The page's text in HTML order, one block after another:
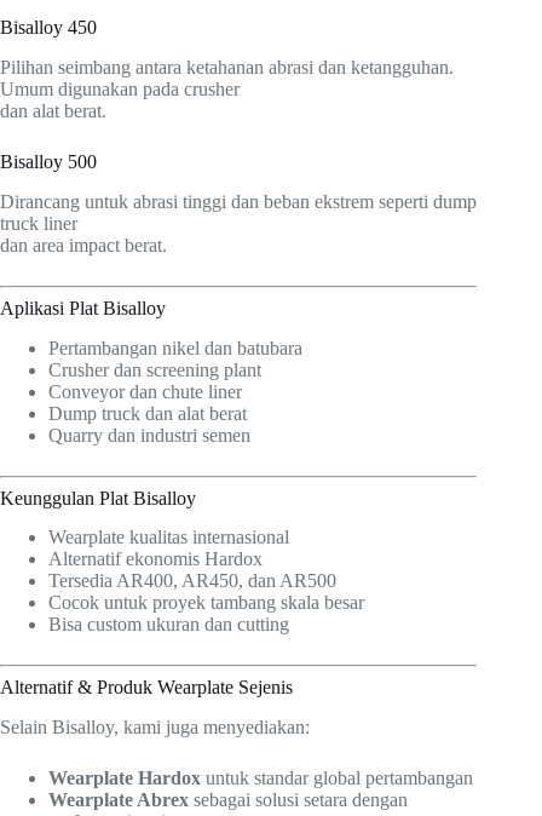
Bisalloy 450
Pilihan seimbang antara ketahanan abrasi dan ketangguhan.
Umum digunakan pada crusher
dan alat berat.
Bisalloy 500
Dirancang untuk abrasi tinggi dan beban ekstrem seperti dump
truck liner
dan area impact berat.
Aplikasi Plat Bisalloy
Pertambangan nikel dan batubara
Crusher dan screening plant
Conveyor dan chute liner
Dump truck dan alat berat
Quarry dan industri semen
Keunggulan Plat Bisalloy
Wearplate kualitas internasional
Alternatif ekonomis Hardox
Tersedia AR400, AR450, dan AR500
Cocok untuk proyek tambang skala besar
Bisa custom ukuran dan cutting
Alternatif & Produk Wearplate Sejenis
Selain Bisalloy, kami juga menyediakan:
Wearplate Hardox untuk standar global pertambangan
Wearplate Abrex sebagai solusi setara dengan